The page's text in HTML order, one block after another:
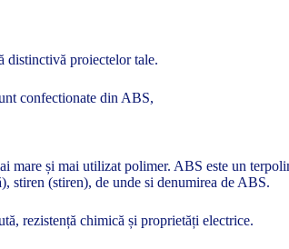
distinctivă proiectelor tale.
confectionate din ABS,
mare și mai utilizat polimer. ABS este un
(stiren), de unde si denumirea de ABS.
rezistență chimică și proprietăți electrice.